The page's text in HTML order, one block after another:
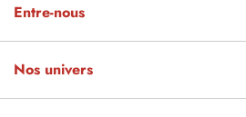
Entre-nous
Nos univers